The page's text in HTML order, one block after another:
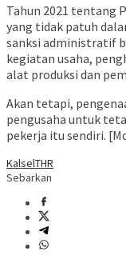
Tahun 2021 tentang
yang tidak patuh
sanksi administratif
kegiatan usaha,
alat produksi dan
Akan tetapi,
pengusaha untuk
pekerja itu sendiri.
KalselTHR
Sebarkan